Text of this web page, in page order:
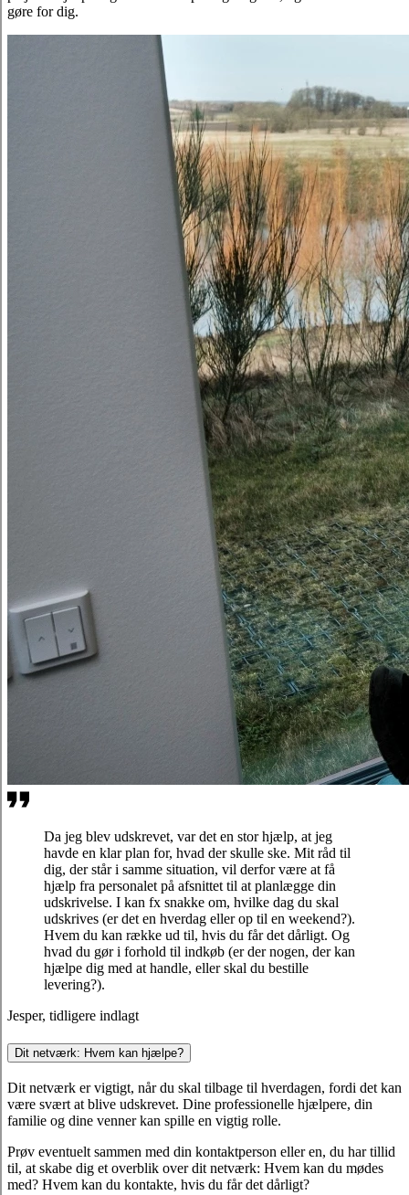
gøre for dig.
Da jeg blev udskrevet, var det en stor hjælp, at jeg
havde en klar plan for, hvad der skulle ske. Mit råd til
dig, der står i samme situation, vil derfor være at få
hjælp fra personalet på afsnittet til at planlægge din
udskrivelse. I kan fx snakke om, hvilke dag du skal
udskrives (er det en hverdag eller op til en weekend?).
Hvem du kan række ud til, hvis du får det dårligt. Og
hvad du gør i forhold til indkøb (er der nogen, der kan
hjælpe dig med at handle, eller skal du bestille
levering?).
Jesper, tidligere indlagt
Dit netværk: Hvem kan hjælpe?
Dit netværk er vigtigt, når du skal tilbage til hverdagen, fordi det kan
være svært at blive udskrevet. Dine professionelle hjælpere, din
familie og dine venner kan spille en vigtig rolle.
Prøv eventuelt sammen med din kontaktperson eller en, du har tillid
til, at skabe dig et overblik over dit netværk: Hvem kan du mødes
med? Hvem kan du kontakte, hvis du får det dårligt?